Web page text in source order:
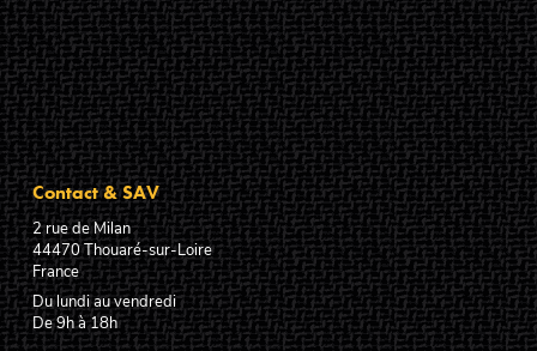
Contact & SAV
2 rue de Milan
44470Thouaré-sur-Loire
France
Du lundi au vendredi
De 9h à 18h